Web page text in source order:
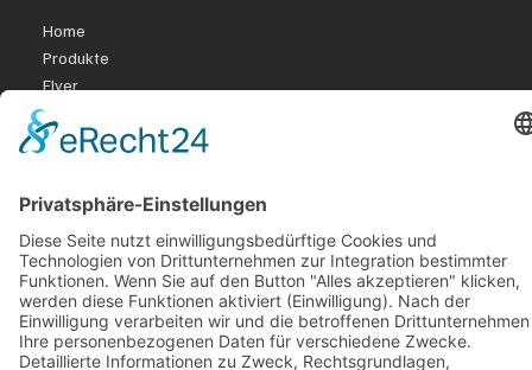
Home
Produkte
Flyer
Kontakt
Legal
B2B-Partner
Legal
Impressum
Datenschutzerklärung
Accessibility Statement